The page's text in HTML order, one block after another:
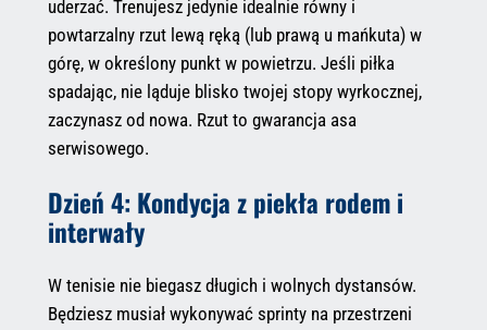
uderzać. Trenujesz jedynie idealnie równy i
powtarzalny rzut lewą ręką (lub prawą u mańkuta) w
górę, w określony punkt w powietrzu. Jeśli piłka
spadając, nie ląduje blisko twojej stopy wyrkocznej,
zaczynasz od nowa. Rzut to gwarancja asa
serwisowego.
Dzień 4: Kondycja z piekła rodem i
interwały
W tenisie nie biegasz długich i wolnych dystansów.
Będziesz musiał wykonywać sprinty na przestrzeni